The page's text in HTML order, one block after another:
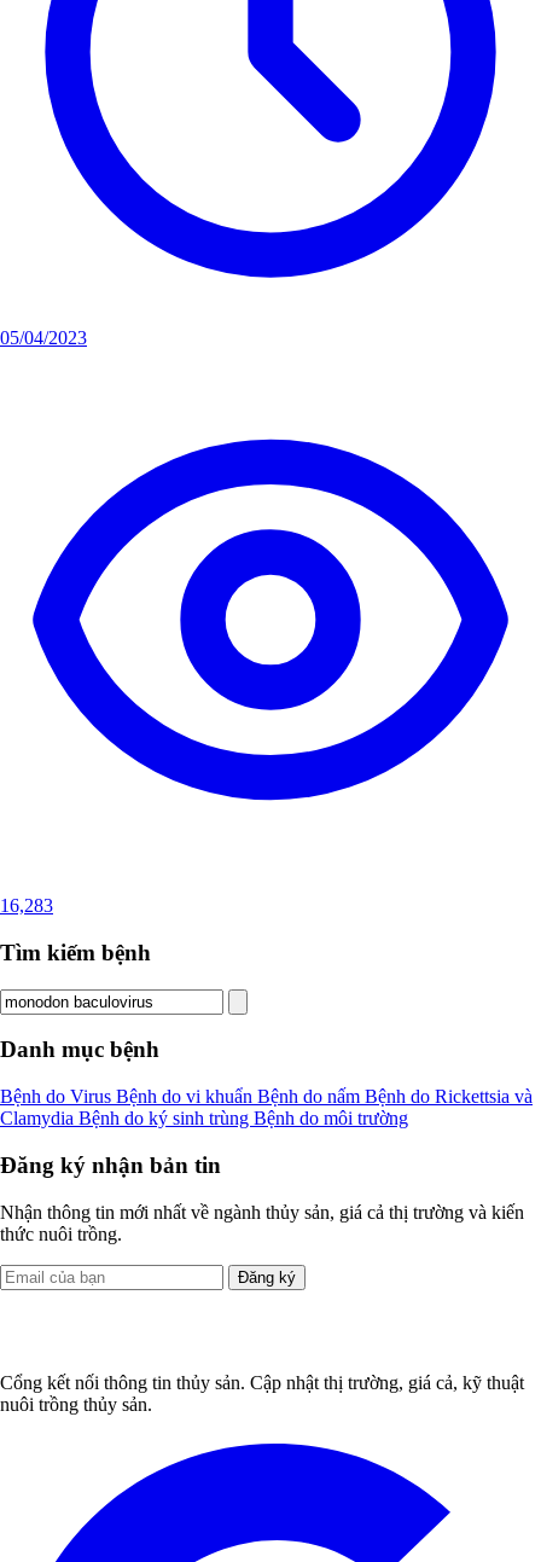
05/04/2023
16,283
Tìm kiếm bệnh
Danh mục bệnh
Bệnh do Virus Bệnh do vi khuẩn Bệnh do nấm Bệnh do Rickettsia và
Clamydia Bệnh do ký sinh trùng Bệnh do môi trường
Đăng ký nhận bản tin
Nhận thông tin mới nhất về ngành thủy sản, giá cả thị trường và kiến
thức nuôi trồng.
Đăng ký
Cổng kết nối thông tin thủy sản. Cập nhật thị trường, giá cả, kỹ thuật
nuôi trồng thủy sản.